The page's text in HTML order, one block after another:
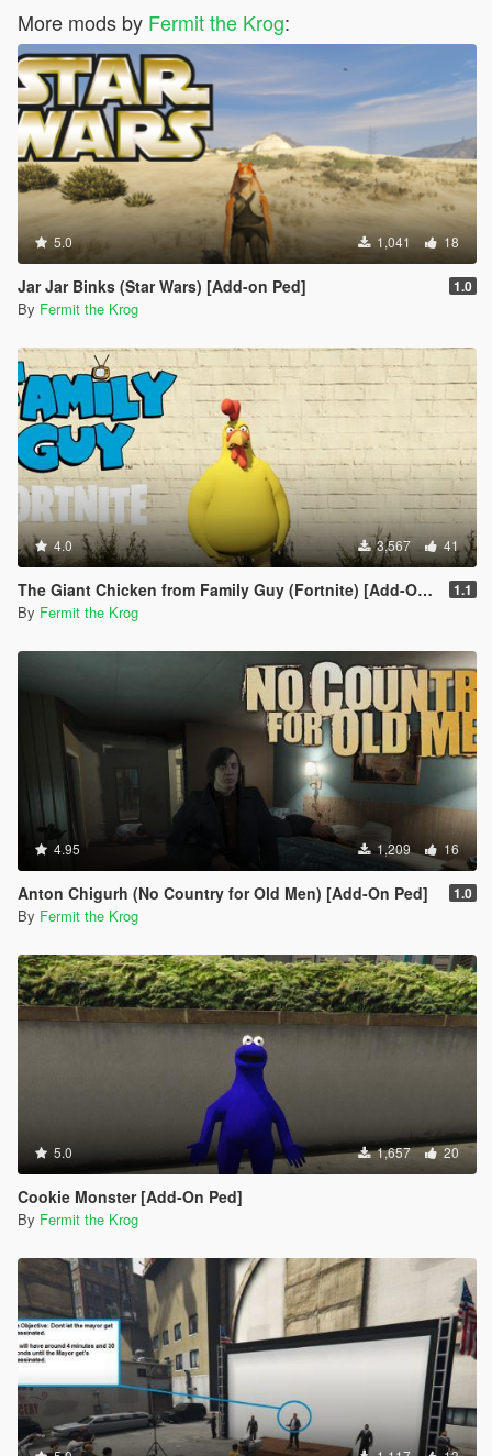
More mods by Fermit the Krog:
5.0 1,041 18
Jar Jar Binks (Star Wars) [Add-on Ped] 1.0
By Fermit the Krog
4.0 3,567 41
The Giant Chicken from Family Guy (Fortnite) [Add-On Ped] 1.1
By Fermit the Krog
4.95 1,209 16
Anton Chigurh (No Country for Old Men) [Add-On Ped] 1.0
By Fermit the Krog
5.0 1,657 20
Cookie Monster [Add-On Ped]
By Fermit the Krog